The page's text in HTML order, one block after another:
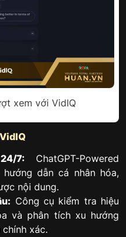
xem với VidIQ
7: ChatGPT-Powered
dẫn cá nhân hóa,
nội dung.
Công cụ kiểm tra hiệu
và phân tích xu hướng
xác.